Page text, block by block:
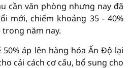
cần văn phòng nhưng nay đã
mới, chiếm khoảng 35 - 40%
năm nay.
áp lên hàng hóa Ấn Độ lại
cải cách cơ cấu, bổ sung cho